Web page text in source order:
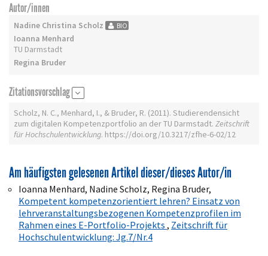
Autor/innen
Nadine Christina Scholz BIO
Ioanna Menhard
TU Darmstadt
Regina Bruder
Zitationsvorschlag
Scholz, N. C., Menhard, I., & Bruder, R. (2011). Studierendensicht
zum digitalen Kompetenzportfolio an der TU Darmstadt. Zeitschrift
für Hochschulentwicklung. https://doi.org/10.3217/zfhe-6-02/12
Am häufigsten gelesenen Artikel dieser/dieses Autor/in
Ioanna Menhard, Nadine Scholz, Regina Bruder,
Kompetent kompetenzorientiert lehren? Einsatz von
lehrveranstaltungsbezogenen Kompetenzprofilen im
Rahmen eines E-Portfolio-Projekts , Zeitschrift für
Hochschulentwicklung: Jg.7/Nr.4